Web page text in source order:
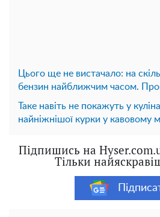
Цього ще не вистачало: на
бензин найближчим часом.
Таке навіть не покажуть у
найніжнішої курки у кавовому
Підпишись на
Тільки